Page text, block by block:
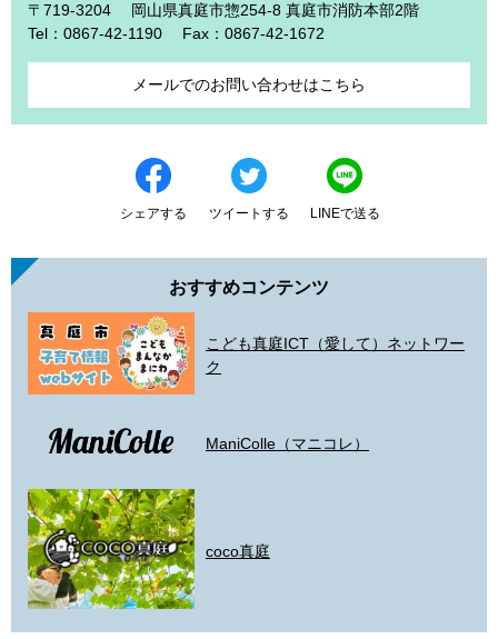
〒719-3204
岡山県真庭市惣254-8 真庭市消防本部2階
Tel：0867-42-1190
Fax：0867-42-1672
メールでのお問い合わせはこちら
シェアする ツイートする LINEで送る
おすすめコンテンツ
こども真庭ICT（愛して）ネットワー
ク
ManiColle（マニコレ）
coco真庭